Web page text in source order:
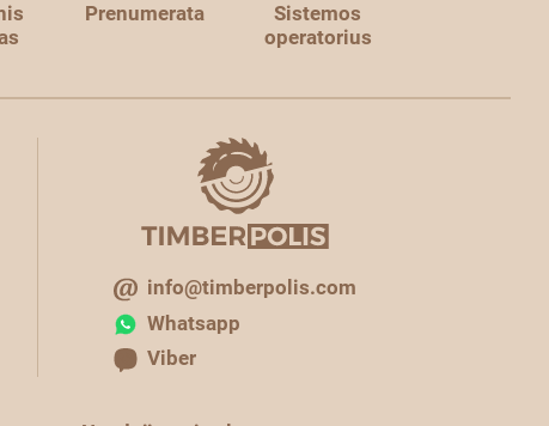
Prenumerata
Sistemos
operatorius
info@timberpolis.com
Whatsapp
Viber